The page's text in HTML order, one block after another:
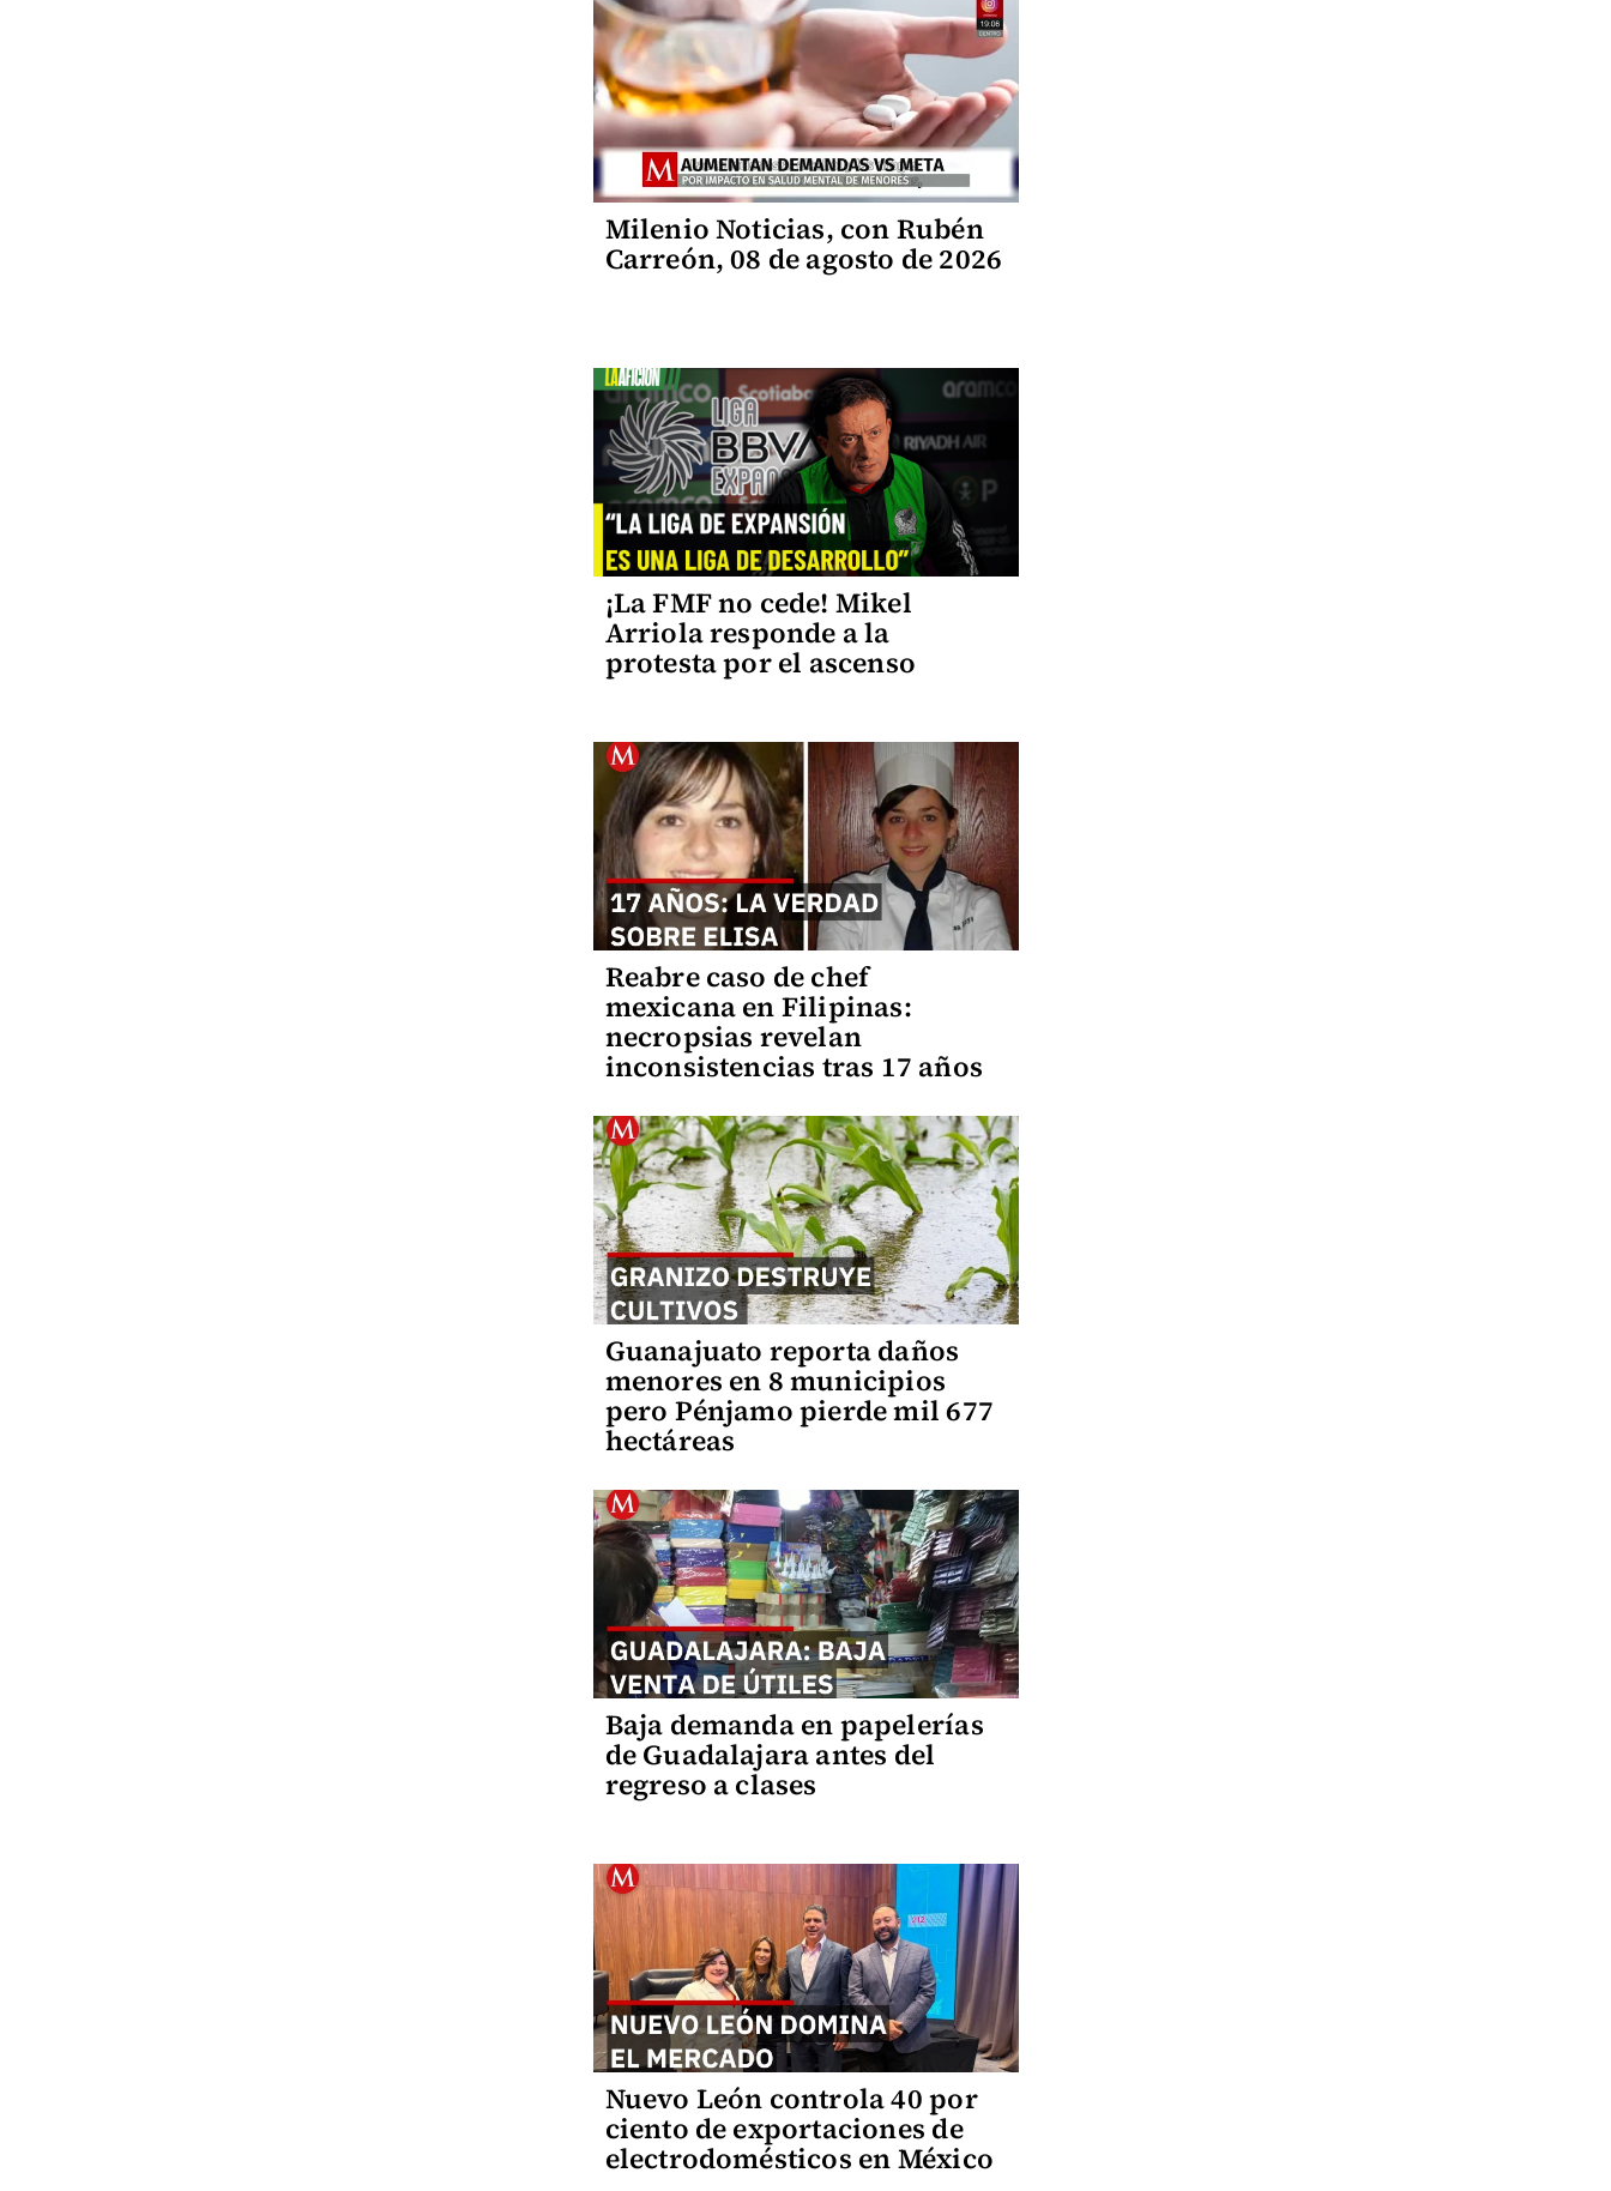
Milenio Noticias, con Rubén
Carreón, 08 de agosto de 2026
¡La FMF no cede! Mikel
Arriola responde a la
protesta por el ascenso
Reabre caso de chef
mexicana en Filipinas:
necropsias revelan
inconsistencias tras 17 años
Guanajuato reporta daños
menores en 8 municipios
pero Pénjamo pierde mil 677
hectáreas
Baja demanda en papelerías
de Guadalajara antes del
regreso a clases
Nuevo León controla 40 por
ciento de exportaciones de
electrodomésticos en México